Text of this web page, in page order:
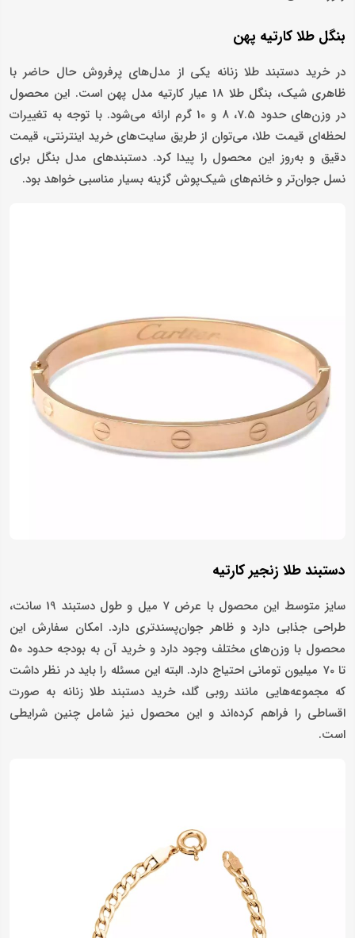
بنگل طلا کارتیه پهن
در خرید دستبند طلا زنانه یکی از مدل‌های پرفروش حال حاضر با
ظاهری شیک، بنگل طلا 18 عیار کارتیه مدل پهن است. این محصول
در وزن‌های حدود 7.5، 8 و 10 گرم ارائه می‌شود. با توجه به تغییرات
لحظه‌ای قیمت طلا، می‌توان از طریق سایت‌های خرید اینترنتی، قیمت
دقیق و به‌روز این محصول را پیدا کرد. دستبندهای مدل بنگل برای
نسل جوان‌تر و خانم‌های شیک‌پوش گزینه بسیار مناسبی خواهد بود.
دستبند طلا زنجیر کارتیه
سایز متوسط این محصول با عرض 7 میل و طول دستبند 19 سانت،
طراحی جذابی دارد و ظاهر جوان‌پسندتری دارد. امکان سفارش این
محصول با وزن‌های مختلف وجود دارد و خرید آن به بودجه حدود 50
تا 70 میلیون تومانی احتیاج دارد. البته این مسئله را باید در نظر داشت
که مجموعه‌هایی مانند روبی گلد، خرید دستبند طلا زنانه به صورت
اقساطی را فراهم کرده‌اند و این محصول نیز شامل چنین شرایطی
است.